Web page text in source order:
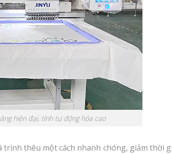
hiện đại, tính tự động hóa cao
thêu một cách nhanh chóng, giảm thời